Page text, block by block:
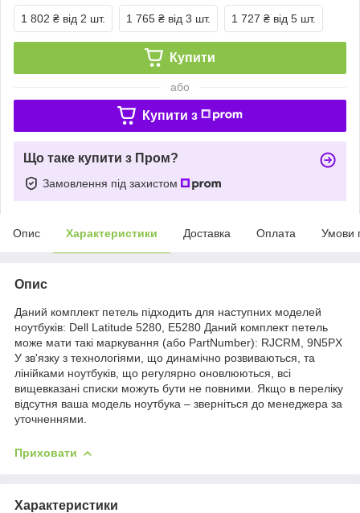
1 802 ₴ від 2 шт. 1 765 ₴ від 3 шт. 1 727 ₴ від 5 шт.
Купити
або
Купити з
Що таке купити з Пром?
Замовлення під захистом
Опис Характеристики Доставка Оплата Умови
Опис
Даний комплект петель підходить для наступних моделей
ноутбуків: Dell Latitude 5280, E5280 Даний комплект петель
може мати такі маркування (або PartNumber): RJCRM, 9N5PX
У зв'язку з технологіями, що динамічно розвиваються, та
лінійками ноутбуків, що регулярно оновлюються, всі
вищевказані списки можуть бути не повними. Якщо в переліку
відсутня ваша модель ноутбука – зверніться до менеджера за
уточненнями.
Приховати
Характеристики